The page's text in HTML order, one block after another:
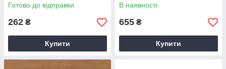
Готово до відправки
262 ₴
Купити
В наявності
655 ₴
Купити